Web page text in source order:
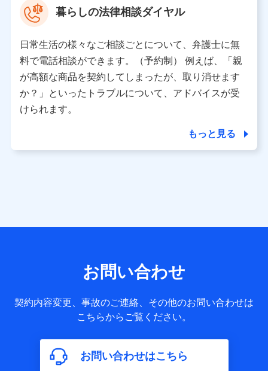
氏名、電話番号、メールアドレス、お客さまの識別子、属
性、連絡先、dポイントサービスのご利用に関する情報。例
として、dポイントカード番号、性別、年齢、家族構成、住
所、dポイント残高、dポイント利用履歴などが含まれます。
利用情報
当社又は株式会社NTTドコモが提供する各種サービスなどの
ご契約・ご利用などに関する情報。例として、当社又は株式
会社NTTドコモが提供する各種サービスのご契約状態・ご利
用履歴インターネット利用時の行動に関する情報、アプリケ
ーション利用時の行動に関する情報、購入されたサービスや
当社又は株式会社NTTドコモが提供する保険関連サービスに
送信履歴などの情報）が含まれます。
約に関する情報。例として、保険契約者及び被保険者の氏
名、住所、生年月日、性別、保険契約者と被保険者の関係、
保険加入の目的、保険商品の内容、保険料、保険料のお支払
年数などの情報、ペットの種類や年齢などの情報などが含ま
れます。
暮らしの法律相談ダイヤル
日常生活の様々なご相談ごとについて、弁護士に無
料で電話相談ができます。（予約制） 例えば、「親
が高額な商品を契約してしまったが、取り消せます
か？」といったトラブルについて、アドバイスが受
けられます。
もっと見る
お問い合わせ
契約内容変更、事故のご連絡、その他のお問い合わせは
こちらからご覧ください。
お問い合わせはこちら